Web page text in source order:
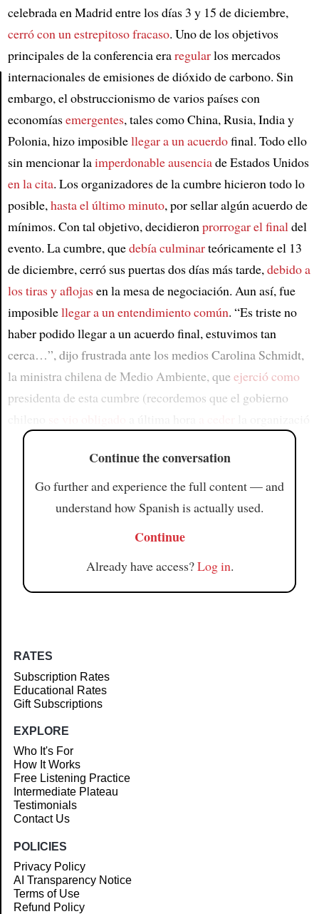
celebrada en Madrid entre los días 3 y 15 de diciembre,
cerró con un estrepitoso fracaso. Uno de los objetivos
principales de la conferencia eraregularlos mercados
internacionales de emisiones de dióxido de carbono. Sin
embargo, el obstruccionismo de varios países con
economíasemergentes, tales como China, Rusia, India y
Polonia, hizo imposiblellegar a un acuerdofinal. Todo ello
sin mencionar laimperdonable ausenciade Estados Unidos
en la cita. Los organizadores de la cumbre hicieron todo lo
posible,hasta el último minuto, por sellar algún acuerdo de
mínimos. Con tal objetivo, decidieronprorrogar el finaldel
evento. La cumbre, quedebía culminarteóricamente el 13
de diciembre, cerró sus puertas dos días más tarde,debido a
los tiras y aflojasen la mesa de negociación. Aun así, fue
imposiblellegar a un entendimiento común. “Es triste no
haber podido llegar a un acuerdo final, estuvimos tan
cerca…”, dijo frustrada ante los medios Carolina Schmidt,
la ministra chilena de Medio Ambiente, queejerció como
presidenta de esta cumbre (recordemos que el gobierno
Continue the conversation
Go further and experience the full content — and
understand how Spanish is actually used.
Continue
Already have access?Log in.
RATES
Subscription Rates
Educational Rates
Gift Subscriptions
EXPLORE
Who It's For
How It Works
Free Listening Practice
Intermediate Plateau
Testimonials
Contact Us
POLICIES
Privacy Policy
AI Transparency Notice
Terms of Use
Refund Policy